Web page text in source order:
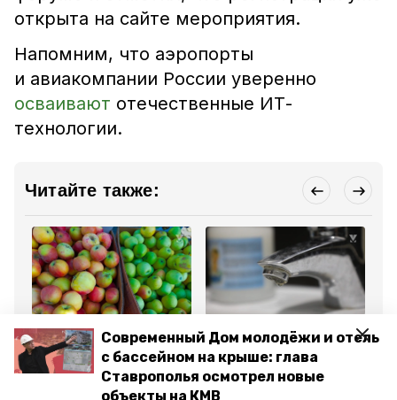
Современный Дом молодёжи и отель
с бассейном на крыше: глава
Ставрополья осмотрел новые
объекты на КМВ
открыта на сайте мероприятия.
Напомним, что аэропорты
и авиакомпании России уверенно
осваивают отечественные ИТ-
технологии.
Читайте также:
24 сентября 2025, 10:01
Ярмарку выходного дня
устроят в Минводах 27
22 сентября 2025, 18:28
Глава округа опроверг
фейк о привлечении
спасателей к ремонту
коллекторов Минвод